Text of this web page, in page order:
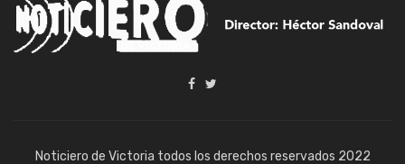
Noticiero de Victoria todos los derechos reservados 2022